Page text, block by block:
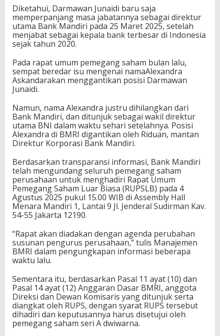
Diketahui, Darmawan Junaidi baru saja
memperpanjang masa jabatannya sebagai direktur
utama Bank Mandiri pada 25 Maret 2025, setelah
menjabat sebagai kepala bank terbesar di Indonesia
sejak tahun 2020.
Pada rapat umum pemegang saham bulan lalu,
sempat beredar isu mengenai namaAlexandra
Askandarakan menggantikan posisi Darmawan
Junaidi.
Namun, nama Alexandra justru dihilangkan dari
Bank Mandiri, dan ditunjuk sebagai wakil direktur
utama BNI dalam waktu sehari setelahnya. Posisi
Alexandra di BMRI digantikan oleh Riduan, mantan
Direktur Korporasi Bank Mandiri.
Berdasarkan transparansi informasi, Bank Mandiri
telah mengundang seluruh pemegang saham
perusahaan untuk menghadiri Rapat Umum
Pemegang Saham Luar Biasa (RUPSLB) pada 4
Agustus 2025 pukul 15.00 WIB di Assembly Hall
Menara Mandiri 1, Lantai 9 Jl. Jenderal Sudirman Kav.
54-55 Jakarta 12190.
“Rapat akan diadakan dengan agenda perubahan
susunan pengurus perusahaan,” tulis Manajemen
BMRI dalam pengungkapan informasi beberapa
waktu lalu.
Sementara itu, berdasarkan Pasal 11 ayat (10) dan
Pasal 14 ayat (12) Anggaran Dasar BMRI, anggota
Direksi dan Dewan Komisaris yang ditunjuk serta
diangkat oleh RUPS, dengan syarat RUPS tersebut
dihadiri dan keputusannya harus disetujui oleh
pemegang saham seri A dwiwarna.